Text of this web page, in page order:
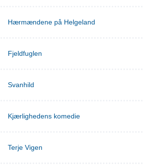
Hærmændene på Helgeland
Fjeldfuglen
Svanhild
Kjærlighedens komedie
Terje Vigen